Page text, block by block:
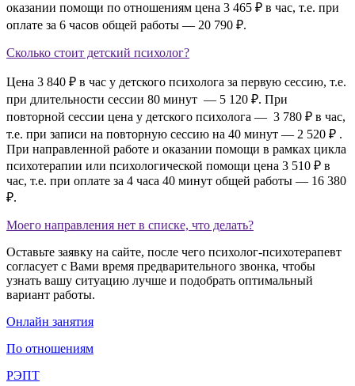
оказании помощи по отношениям цена 3 465 ₽ в час, т.е. при
оплате за 6 часов общей работы — 20 790 ₽.
Сколько стоит детский психолог?
Цена 3 840 ₽ в час у детского психолога за первую сессию, т.е.
при длительности сессии 80 минут — 5 120 ₽. При
повторной сессии цена у детского психолога — 3 780 ₽ в час,
т.е. при записи на повторную сессию на 40 минут — 2 520 ₽ .
При направленной работе и оказании помощи в рамках цикла
психотерапии или психологической помощи цена 3 510 ₽ в
час, т.е. при оплате за 4 часа 40 минут общей работы — 16 380
₽.
Моего направления нет в списке, что делать?
Оставьте заявку на сайте, после чего психолог-психотерапевт
согласует с Вами время предварительного звонка, чтобы
узнать вашу ситуацию лучше и подобрать оптимальный
вариант работы.
Онлайн занятия
По отношениям
РЭПТ